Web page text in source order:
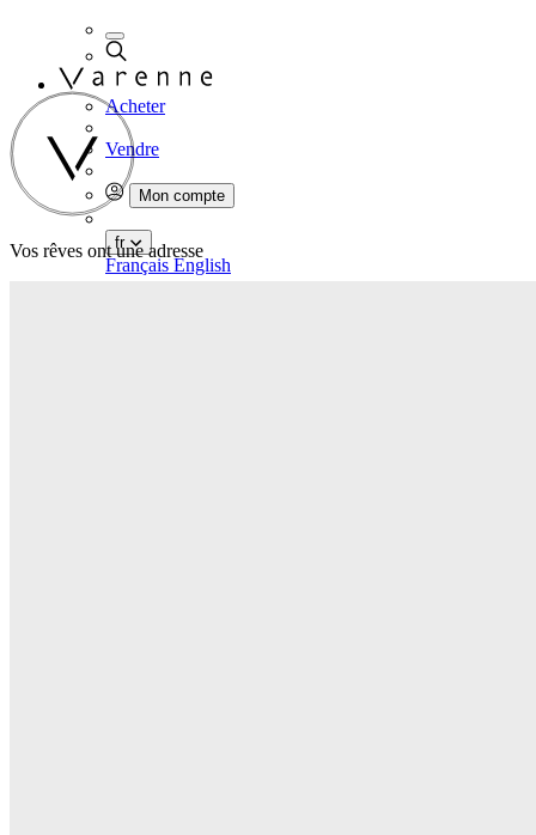
Acheter
Vendre
Mon compte
fr
Français English
Vos rêves ont une adresse